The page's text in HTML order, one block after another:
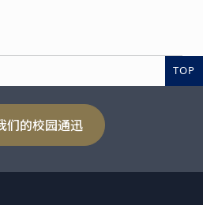
TOP
们的校园通迅